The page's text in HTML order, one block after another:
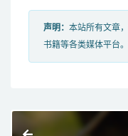
声明： 本站所有文章
书籍等各类媒体平台